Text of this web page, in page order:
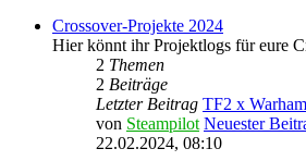
Crossover-Projekte 2024
Hier könnt ihr Projektlogs für eure
2 Themen
2 Beiträge
Letzter Beitrag TF2 x
von Steampilot Neuester
22.02.2024, 08:10